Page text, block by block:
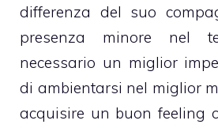
differenza del suo
presenza minore nel
necessario un miglior
di ambientarsi nel miglior
acquisire un buon feeling